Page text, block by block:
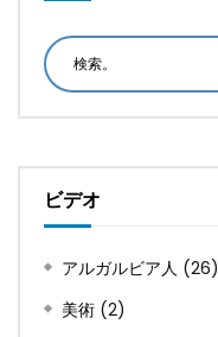
ビデオ
アルガルビア人 (26)
美術 (2)